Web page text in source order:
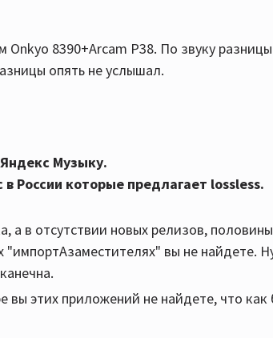
Onkyo 8390+Arcam P38. По звуку
опять не услышал.
Музыку.
России которые предлагает lossless.
а в отсутствии новых релизов,
вы не найдете.
этих приложений не найдете, что как